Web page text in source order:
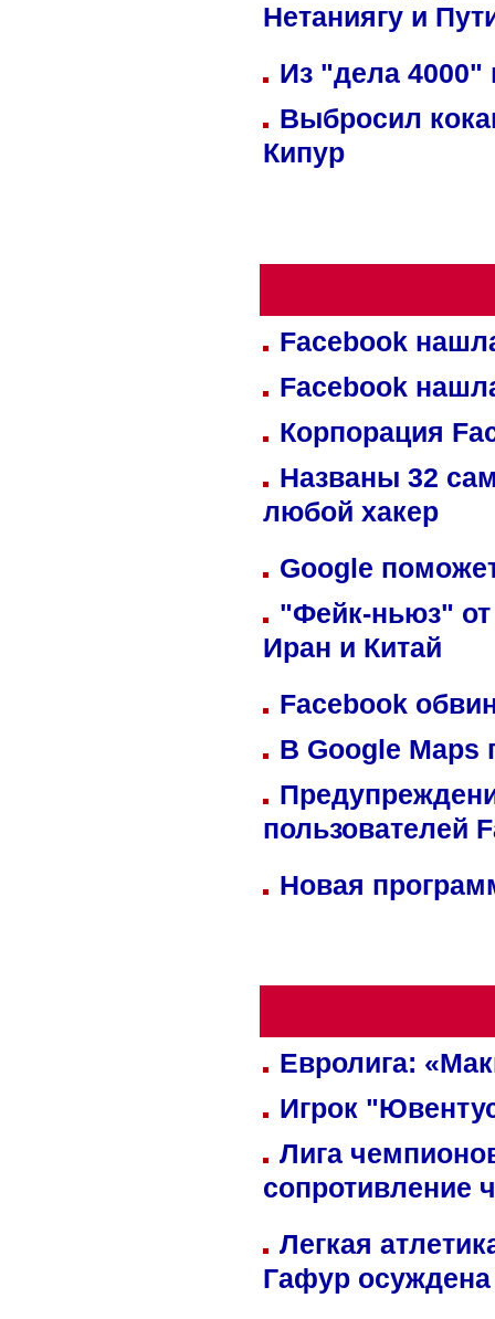
Нетаниягу и
Из "дела 4000"
Выбросил
Кипур
Facebook
Facebook
Корпорация
Названы 32
любой хакер
Google
"Фейк-ньюз" от
Иран и Китай
Facebook
В Google Maps
пользователей
Новая
Евролига:
Игрок
Лига
сопротивление
Легкая
Гафур осуждена